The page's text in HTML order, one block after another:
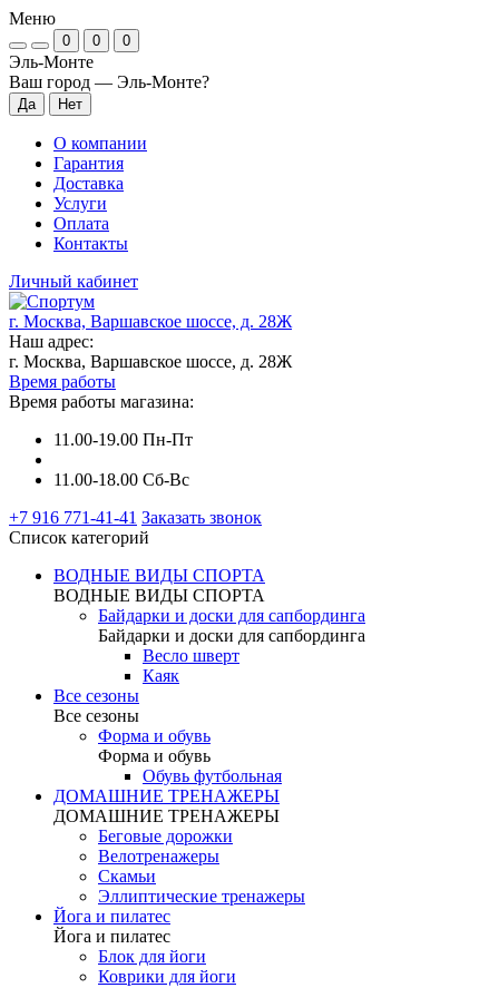
Меню
0 0 0
Эль-Монте
Ваш город — Эль-Монте?
О компании
Гарантия
Доставка
Услуги
Оплата
Контакты
Личный кабинет
г. Москва, Варшавское шоссе, д. 28Ж
Наш адрес:
г. Москва, Варшавское шоссе, д. 28Ж
Время работы
Время работы магазина:
11.00-19.00 Пн-Пт
11.00-18.00 Сб-Вс
+7 916 771-41-41 Заказать звонок
Список категорий
ВОДНЫЕ ВИДЫ СПОРТА
ВОДНЫЕ ВИДЫ СПОРТА
Байдарки и доски для сапбординга
Байдарки и доски для сапбординга
Весло шверт
Каяк
Все сезоны
Все сезоны
Форма и обувь
Форма и обувь
Обувь футбольная
ДОМАШНИЕ ТРЕНАЖЕРЫ
ДОМАШНИЕ ТРЕНАЖЕРЫ
Беговые дорожки
Велотренажеры
Скамьи
Эллиптические тренажеры
Йога и пилатес
Йога и пилатес
Блок для йоги
Коврики для йоги